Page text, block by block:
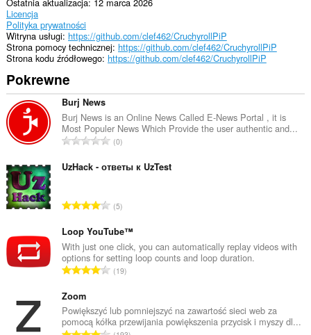
Ostatnia aktualizacja 12 marca 2026
Licencja
Polityka prywatności
Witryna usługi https://github.com/clef462/CruchyrollPiP
Strona pomocy technicznej https://github.com/clef462/CruchyrollPiP
Strona kodu źródłowego https://github.com/clef462/CruchyrollPiP
Pokrewne
Burj News
Burj News is an Online News Called E-News Portal , it is
Most Populer News Which Provide the user authentic and...
C
ł
w
t
a
l
z
b
0
UzHack - ответы к UzTest
C
ł
k
o
w
a
l
5
Loop YouTube™
With just one click, you can automatically replay videos with
options for setting loop counts and loop duration.
C
k
o
19
Zoom
Powiększyć lub pomniejszyć na zawartość sieci web za
pomocą kółka przewijania powiększenia przycisk i myszy dl...